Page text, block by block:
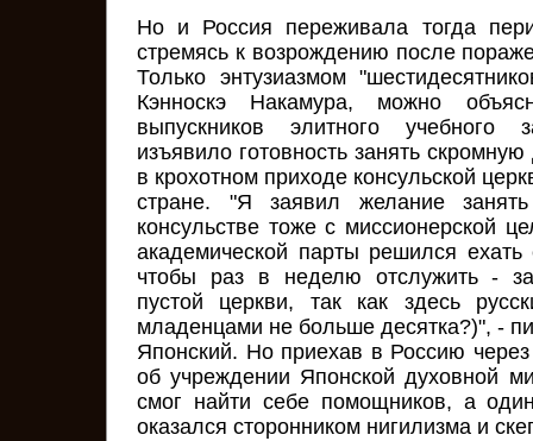
Но и Россия переживала тогда
стремясь к возрождению после
Только энтузиазмом
Кэнноскэ Накамура, можно
выпускников элитного учебного
изъявило готовность занять
в крохотном приходе консульской
стране. "Я заявил желание
консульстве тоже с миссионерской
академической парты решился
чтобы раз в неделю отслужить -
пустой церкви, так как здесь
младенцами не больше десятка?)", -
Японский. Но приехав в Россию
об учреждении Японской духовной
смог найти себе помощников, а
оказался сторонником нигилизма и